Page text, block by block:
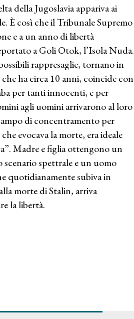
della Jugoslavia appariva ai
È così che il Tribunale Supremo
e a un anno di libertà
a Goli Otok, l’Isola Nuda.
rappresaglie, tornano in
ha circa 10 anni, coincide con
per tanti innocenti, e per
agli uomini arrivarono al loro
di concentramento per
evocava la morte, era ideale
Madre e figlia ottengono un
scenario spettrale e un uomo
quotidianamente subiva in
morte di Stalin, arriva
la libertà.